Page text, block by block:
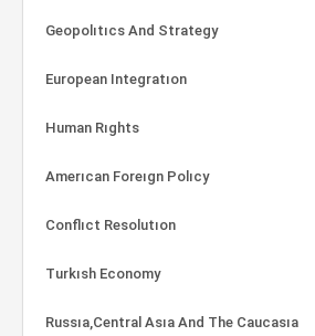
Geopolıtıcs And Strategy
European Integratıon
Human Rıghts
Amerıcan Foreıgn Polıcy
Conflıct Resolutıon
Turkısh Economy
Russıa,Central Asıa And The Caucasıa